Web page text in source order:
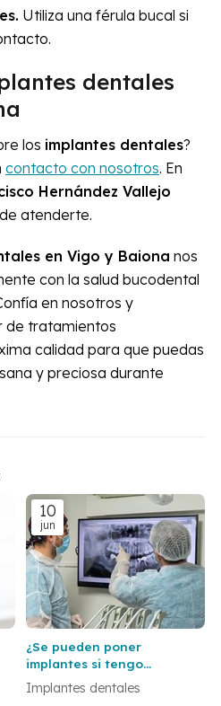
Utiliza una férula bucal si
dentales
los implantes dentales?
contacto con nosotros. En
Hernández Vallejo
atenderte.
en Vigo y Baiona nos
con la salud bucodental
en nosotros y
de tratamientos
calidad para que puedas
y preciosa durante
10
jun
¿Se pueden poner
implantes si tengo
periodontitis?
Implantes dentales